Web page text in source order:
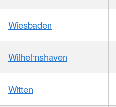
Wiesbaden
Wilhelmshaven
Witten